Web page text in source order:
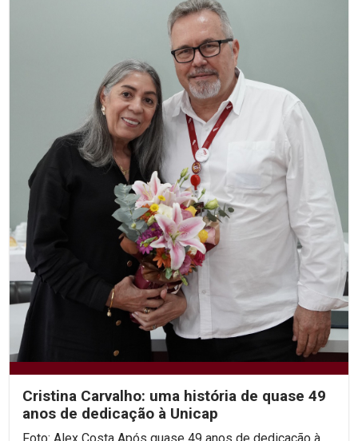
Cristina Carvalho: uma história de quase 49
anos de dedicação à Unicap
Foto: Alex Costa Após quase 49 anos de dedicação à